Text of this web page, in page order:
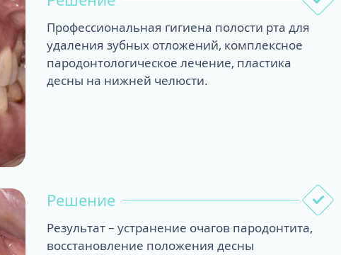
Профессиональная гигиена полости рта для
удаления зубных отложений, комплексное
пародонтологическое лечение, пластика
десны на нижней челюсти.
Решение
Результат – устранение очагов пародонтита,
восстановление положения десны